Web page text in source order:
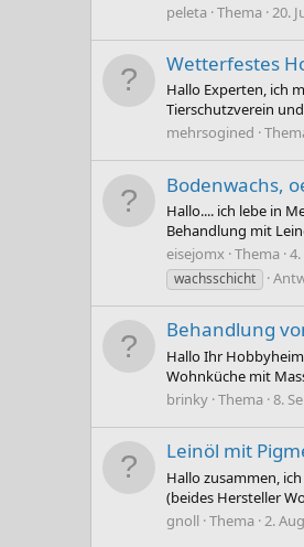
peleta Thema 20.
Wetterfestes
Hallo Experten, ich
Tierschutzverein
mehrsogined
Bodenwachs,
Hallo.... ich lebe in
Behandlung mit
eisejomx Thema
wachsschicht
Behandlung
Hallo Ihr
Wohnküche mit
brinky Thema 8.
Leinöl mit
Hallo zusammen,
(beides Hersteller
gnoll Thema 2.